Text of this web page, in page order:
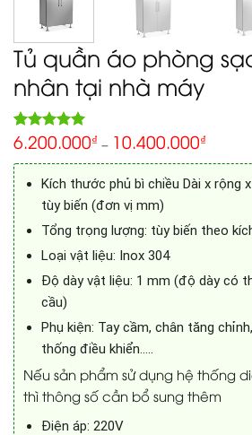
Tủ quần áo phòng
nhân tại nhà máy
Rated5.00
out of 5
based on
1
customer
rating
6.200.000₫ – 10.400.000₫
Kích thước phủ bì chiều Dài x rộng
tùy biến (đơn vị mm)
Tổng trọng lượng: tùy biến theo
Loại vật liệu: Inox 304
Độ dày vật liệu: 1 mm (độ dày có
cầu)
Phụ kiện: Tay cầm, chân tăng
thống điều khiển…..
Nếu sản phẩm sử dụng hệ thống
thì thông số cần bổ sung thêm
Điện áp: 220V